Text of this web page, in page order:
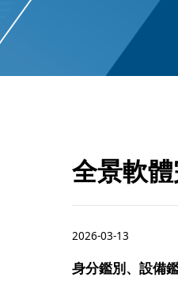
全景軟
2026-03-13
身分鑑別、設備